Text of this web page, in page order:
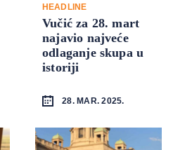
HEADLINE
Vučić za 28. mart
najavio najveće
odlaganje skupa u
istoriji
28. MAR. 2025.